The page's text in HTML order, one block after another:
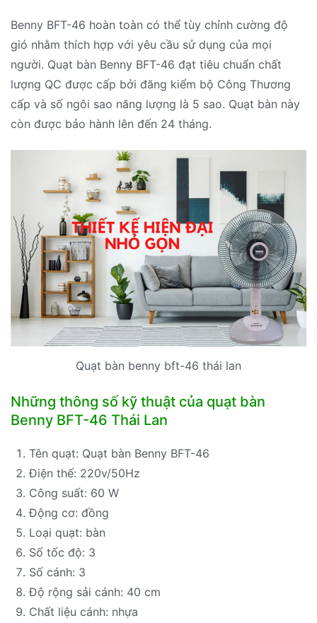
Benny BFT-46 hoàn toàn có thể tùy chỉnh cường độ
gió nhằm thích hợp với yêu cầu sử dụng của mọi
người. Quạt bàn Benny BFT-46 đạt tiêu chuẩn chất
lượng QC được cấp bởi đăng kiểm bộ Công Thương
cấp và số ngôi sao năng lượng là 5 sao. Quạt bàn này
còn được bảo hành lên đến 24 tháng.
Quạt bàn benny bft-46 thái lan
Những thông số kỹ thuật của quạt bàn
Benny BFT-46 Thái Lan
Tên quạt: Quạt bàn Benny BFT-46
Điện thế: 220v/50Hz
Công suất: 60 W
Động cơ: đồng
Loại quạt: bàn
Số tốc độ: 3
Số cánh: 3
Độ rộng sải cánh: 40 cm
Chất liệu cánh: nhựa